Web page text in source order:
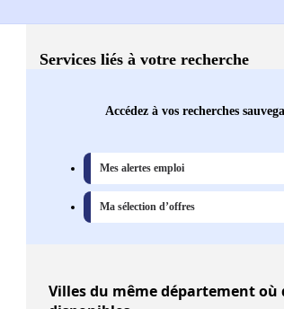
Services liés à votre recherche
Accédez à vos recherches
Mes alertes emploi
Ma sélection d’offres
Villesdu même département où